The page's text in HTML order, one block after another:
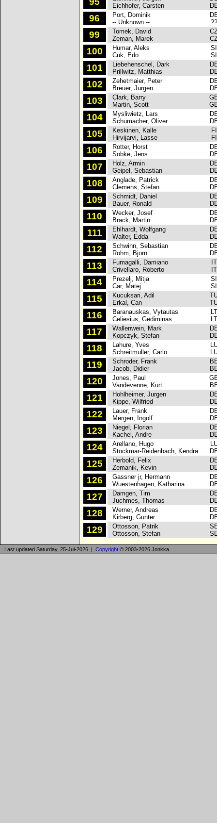
Eichhofer, Carsten
96
Port, Dominik
-- Unknown --
??
99
Tomek, David
Zeman, Marek
100
Humar, Aleks
Cuk, Edo
SI
SI
101
Liebehenschel, Dark
Prillwitz, Matthias
102
Zehetmaier, Peter
Breuer, Jurgen
103
Clark, Barry
Martin, Scott
104
Mysliwietz, Lars
Schumacher, Oliver
105
Keskinen, Kalle
Hirvijarvi, Lasse
FI
FI
106
Rotter, Horst
Sobke, Jens
107
Holz, Armin
Geipel, Sebastian
108
Anglade, Patrick
Clemens, Stefan
109
Schmidt, Daniel
Bauer, Ronald
110
Wecker, Josef
Brack, Martin
111
Ehlhardt, Wolfgang
Walter, Edda
112
Schwinn, Sebastian
Rohm, Bjorn
113
Fumagalli, Damiano
Crivellaro, Roberto
IT
IT
114
Prezelj, Mitja
Car, Matej
SI
SI
115
Kucuksari, Adil
Erkal, Can
116
Baranauskas, Vytautas
Celiesius, Gediminas
LT
LT
117
Wallenwein, Mark
Kopczyk, Stefan
118
Lahure, Yves
Schreitmuller, Carlo
119
Schroder, Frank
Jacob, Didier
120
Jones, Paul
Vandevenne, Kurt
121
Hohlheimer, Jurgen
Kippe, Wilfried
122
Lauer, Frank
Mergen, Ingolf
123
Niegel, Florian
Kachel, Andre
124
Arellano, Hugo
Stockmar-Reidenbach, Kendra
125
Herbold, Felix
Zemanik, Kevin
126
Gassner jr, Hermann
Wuestenhagen, Katharina
127
Damgen, Tim
Juchmes, Thomas
128
Werner, Andreas
Kirberg, Gunter
129
Ottosson, Patrik
Ottosson, Stefan
Last updated Saturday, 25-Jul-2026 | Copyright © 2003-2026 Jonkka